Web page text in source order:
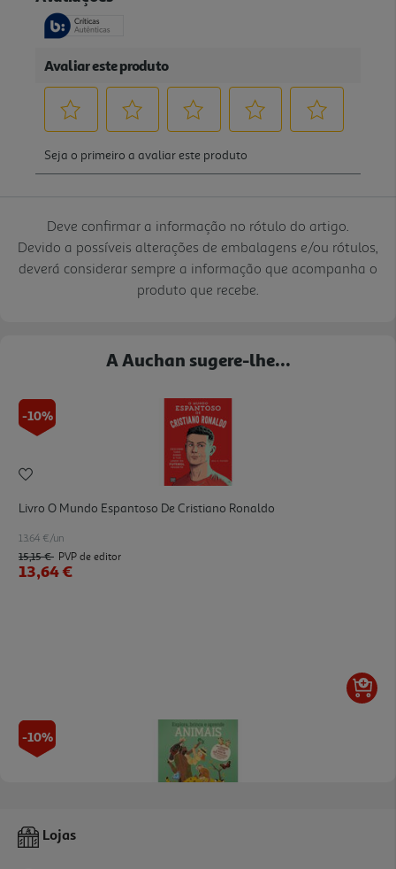
Deve confirmar a informação no rótulo do artigo.
Devido a possíveis alterações de embalagens e/ou rótulos,
deverá considerar sempre a informação que acompanha o
produto que recebe.
A Auchan sugere-lhe...
-10%
Livro O Mundo Espantoso De Cristiano Ronaldo
13.64 €/un
15,15 € PVP de editor
13,64 €
-10%
Livro Explora Brinca Aprende - Animais
Lojas